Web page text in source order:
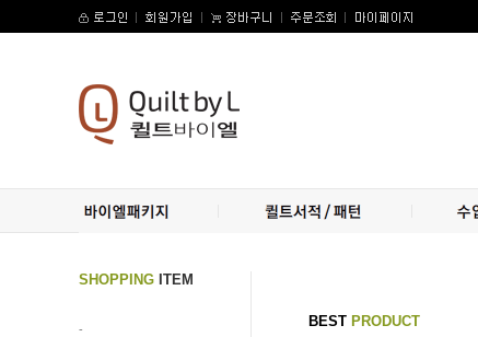
SHOPPING ITEM
-
BEST PRODUCT